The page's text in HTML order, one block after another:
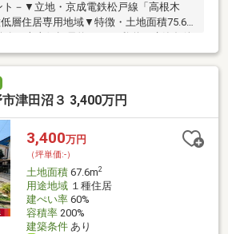
ト－▼立地・京成電鉄松戸線「高根木
層住居専用地域▼特徴・土地面積75.64
ん・現況古家有・都市ガスに対応▼周辺
根木戸店」徒歩4分(約270m)・ローソ
歩6分(約480m)・船橋市立高郷小学校
野長太郎公園 徒歩3分(約240m)■ ご希望
せください。
津田沼３ 3,400万円
3,400万円
（坪単価:-）
土地面積67.6m2
用途地域１種住居
建ぺい率60%
容積率200%
建築条件あり